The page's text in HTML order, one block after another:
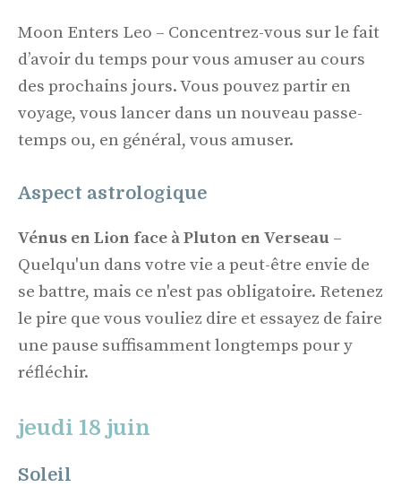
Moon Enters Leo – Concentrez-vous sur le fait
d’avoir du temps pour vous amuser au cours
des prochains jours. Vous pouvez partir en
voyage, vous lancer dans un nouveau passe-
temps ou, en général, vous amuser.
Aspect astrologique
Vénus en Lion face à Pluton en Verseau –
Quelqu'un dans votre vie a peut-être envie de
se battre, mais ce n'est pas obligatoire. Retenez
le pire que vous vouliez dire et essayez de faire
une pause suffisamment longtemps pour y
réfléchir.
jeudi 18 juin
Soleil